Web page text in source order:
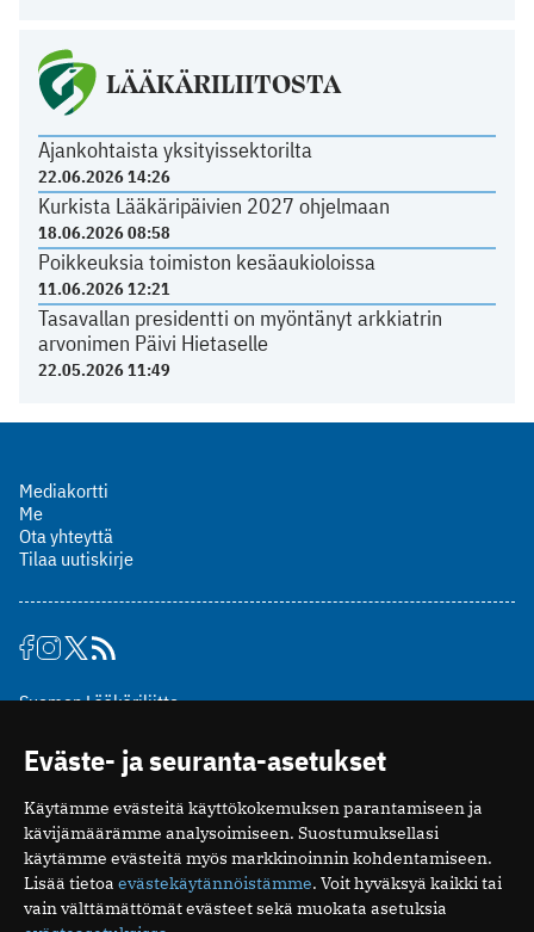
LÄÄKÄRILIITOSTA
Ajankohtaista yksityissektorilta
22.06.2026 14:26
Kurkista Lääkäripäivien 2027 ohjelmaan
18.06.2026 08:58
Poikkeuksia toimiston kesäaukioloissa
11.06.2026 12:21
Tasavallan presidentti on myöntänyt arkkiatrin
arvonimen Päivi Hietaselle
22.05.2026 11:49
Mediakortti
Me
Ota yhteyttä
Tilaa uutiskirje
Suomen Lääkäriliitto
00510 Helsinki
puh. (09) 393 091
toimitus@potilaanlaakarilehti.fi
ISSN 2323-9476
Eväste- ja seuranta-asetukset
Käytämme evästeitä käyttökokemuksen parantamiseen ja
kävijämäärämme analysoimiseen. Suostumuksellasi
käytämme evästeitä myös markkinoinnin kohdentamiseen.
Lisää tietoa evästekäytännöistämme. Voit hyväksyä kaikki tai
vain välttämättömät evästeet sekä muokata asetuksia